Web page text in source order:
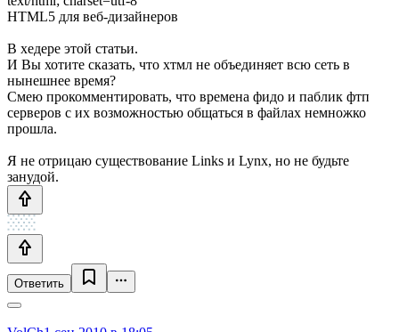
HTML5 для веб-дизайнеров
В хедере этой статьи.
И Вы хотите сказать, что хтмл не объединяет всю сеть в
нынешнее время?
Смею прокомментировать, что времена фидо и паблик фтп
серверов с их возможностью общаться в файлах немножко
прошла.
Я не отрицаю существование Links и Lynx, но не будьте
занудой.
Ответить